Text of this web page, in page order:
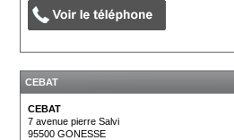
CEBAT
CEBAT
7 avenue pierre Salvi
95500GONESSE